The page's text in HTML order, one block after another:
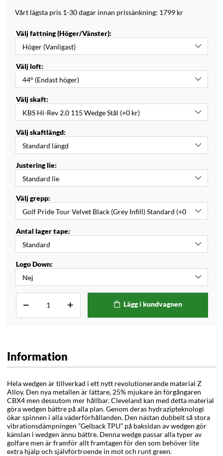
Vårt lägsta pris 1-30 dagar innan prissänkning: 1799 kr
Välj fattning (Höger/Vänster):
Välj loft:
Välj skaft:
Välj skaftlängd:
Justering lie:
Välj grepp:
Antal lager tape:
Logo Down:
Lägg i kundvagnen
Information
Hela wedgen är tillverkad i ett nytt revolutionerande material Z
Alloy. Den nya metallen är lättare, 25% mjukare än förgångaren
CBX4 men dessutom mer hållbar. Cleveland kan med detta material
göra wedgen bättre på alla plan. Genom deras hydrazipteknologi
ökar spinnen i alla väderförhållanden. Den nästan dubbelt så stora
vibrationsdämpningen ”Gelback TPU” på baksidan av wedgen gör
känslan i wedgen ännu bättre. Denna wedge passar alla typer av
golfare men är framför allt framtagen för den som behöver lite
extra hjälp och självförtroende in mot och runt green.